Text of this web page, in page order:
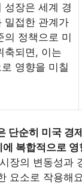
성장은 세계 경
밀접한 관계가
의 정책으로 미
축되면, 이는
영향을 미칠
단순히 미국 경
에 복합적으로
장의 변동성과
요소로 작용해